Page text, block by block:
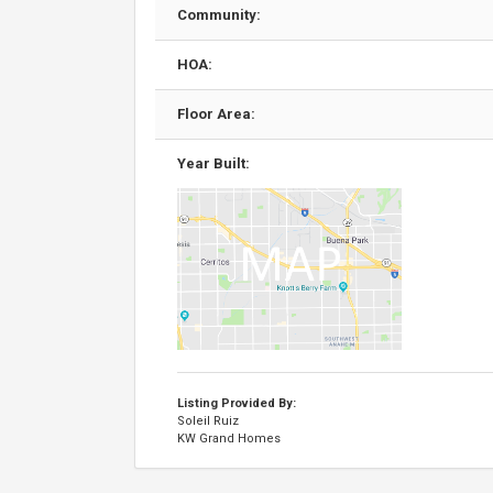
Community:
HOA:
Floor Area:
Year Built:
Listing Provided By:
Soleil Ruiz
KW Grand Homes